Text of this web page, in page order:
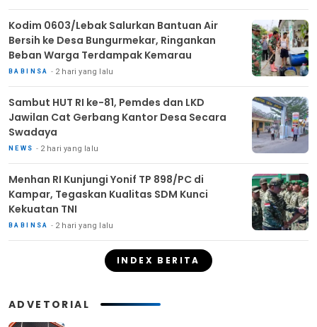
Kodim 0603/Lebak Salurkan Bantuan Air
Bersih ke Desa Bungurmekar, Ringankan
Beban Warga Terdampak Kemarau
BABINSA 2 hari yang lalu
Sambut HUT RI ke-81, Pemdes dan LKD
Jawilan Cat Gerbang Kantor Desa Secara
Swadaya
NEWS 2 hari yang lalu
Menhan RI Kunjungi Yonif TP 898/PC di
Kampar, Tegaskan Kualitas SDM Kunci
Kekuatan TNI
BABINSA 2 hari yang lalu
INDEX BERITA
ADVETORIAL